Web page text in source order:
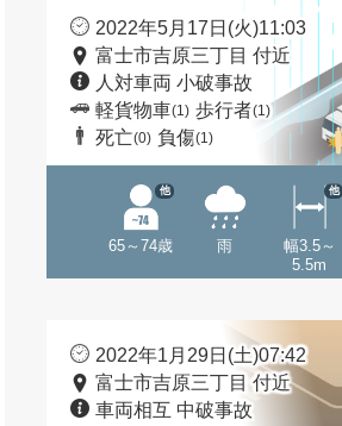
2022年5月17日(火)11:03
富士市吉原三丁目 付近
人対車両 小破事故
軽貨物車(1) 歩行者(1)
死亡(0) 負傷(1)
65～74歳
他
雨
幅3.5～
5.5m
他
2022年1月29日(土)07:42
富士市吉原三丁目 付近
車両相互 中破事故